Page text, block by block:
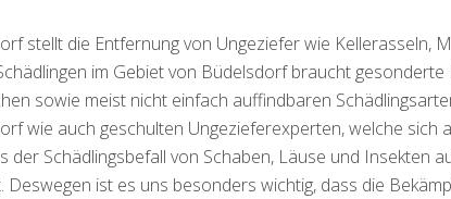
stellt die Entfernung von Ungeziefer wie
im Gebiet von Büdelsdorf braucht
sowie meist nicht einfach auffindbaren
wie auch geschulten Ungezieferexperten, welche
der Schädlingsbefall von Schaben, Läuse und
Deswegen ist es uns besonders wichtig, dass die